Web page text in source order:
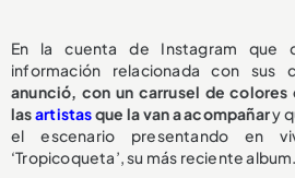
En la cuenta de Instagram que
información relacionada con sus
anunció, con un carrusel de
lasartistasque la van a acompañary
el escenario presentando en
‘Tropicoqueta’, su más reciente album.